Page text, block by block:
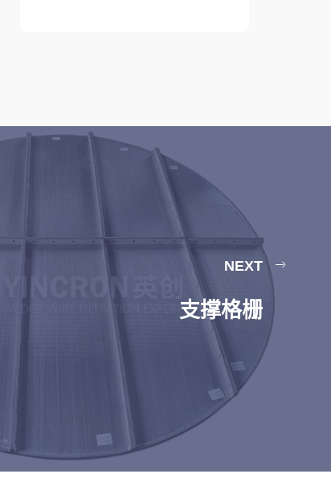
NEXT
支撑格栅